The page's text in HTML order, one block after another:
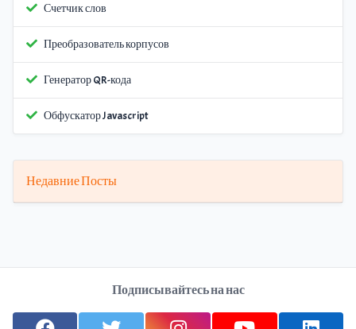
Счетчик слов
Преобразователь корпусов
Генератор QR-кода
Обфускатор Javascript
Недавние Посты
Подписывайтесь на нас